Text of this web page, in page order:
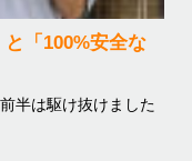
「100%安全な
半は駆け抜けました